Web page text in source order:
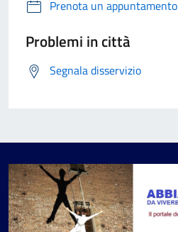
Prenota un appuntamento
Problemi in città
Segnala disservizio